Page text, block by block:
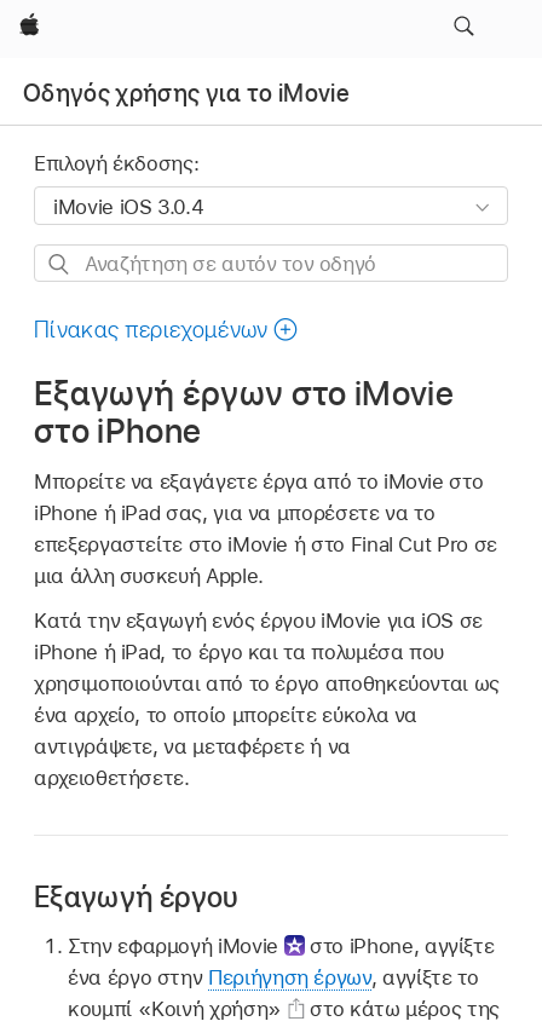
Apple
Οδηγός χρήσης για το iMovie
Επιλογή έκδοσης:
Αναζήτηση
αυτόν
οδηγό
Πίνακας περιεχομένων
Εξαγωγή έργων στο iMovie
στο iPhone
Μπορείτε να εξαγάγετε έργα από το iMovie στο
iPhone ή iPad σας, για να μπορέσετε να το
επεξεργαστείτε στο iMovie ή στο Final Cut Pro σε
μια άλλη συσκευή Apple.
Κατά την εξαγωγή ενός έργου iMovie για iOS σε
iPhone ή iPad, το έργο και τα πολυμέσα που
χρησιμοποιούνται από το έργο αποθηκεύονται ως
ένα αρχείο, το οποίο μπορείτε εύκολα να
αντιγράψετε, να μεταφέρετε ή να
αρχειοθετήσετε.
Εξαγωγή έργου
Στην εφαρμογή iMovie
στο iPhone, αγγίξτε
ένα έργο στην Περιήγηση έργων, αγγίξτε το
κουμπί «Κοινή χρήση»
στο κάτω μέρος της